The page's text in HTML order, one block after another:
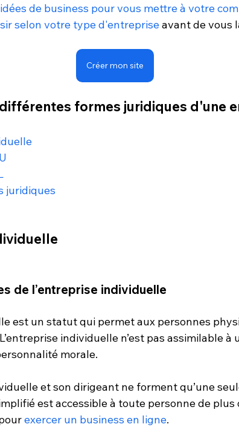
idées de business pour vous mettre à votre
selon votre type d'entreprise avant de vous
Créer mon site
formes juridiques d'une
juridiques
de l’entreprise individuelle
est un statut qui permet aux personnes
individuelle n’est pas assimilable à
morale.
et son dirigeant ne forment qu’une
est accessible à toute personne de plus
exercer un business en ligne.